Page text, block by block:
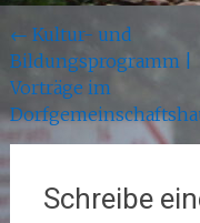
← Kultur- und
Bildungsprogramm |
Vorträge im
Schreibe